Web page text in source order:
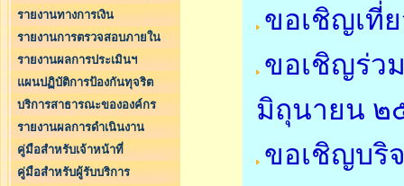
รายงานทางการเงิน
รายงานการตรวจสอบภายใน
รายงานผลการประเมินฯ
แผนปฏิบัติการป้องกันทุจริต
บริการสาธารณะขององค์กร
รายงานผลการดำเนินงาน
คู่มือสำหรับเจ้าหน้าที่
คู่มือสำหรับผู้รับบริการ
ขอเชิญเที่
ขอเชิญร่ว
มิถุนายน ๒
ขอเชิญบริ